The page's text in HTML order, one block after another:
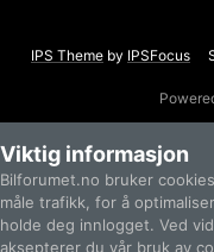
IPS Theme by IPSFocus
Viktig informasjon
Bilforumet.no bruker
måle trafikk, for å
holde deg innlogget. Ved
aksepterer du vår bruk av